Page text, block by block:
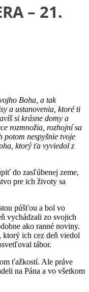
– 21.
Boha, a tak
a ustanovenia, ktoré ti
si krásne domy a
rozmnožia, rozhojní sa
potom nespyšnie tvoje
ktorý ťa vyviedol z
do zasľúbenej zeme,
pre ich životy sa
púšťou a bol vo
vychádzali zo svojich
ako ranné noviny.
ich cez deň viedol
tábor.
ťažkostí. Ale práve
na Pána a vo všetkom